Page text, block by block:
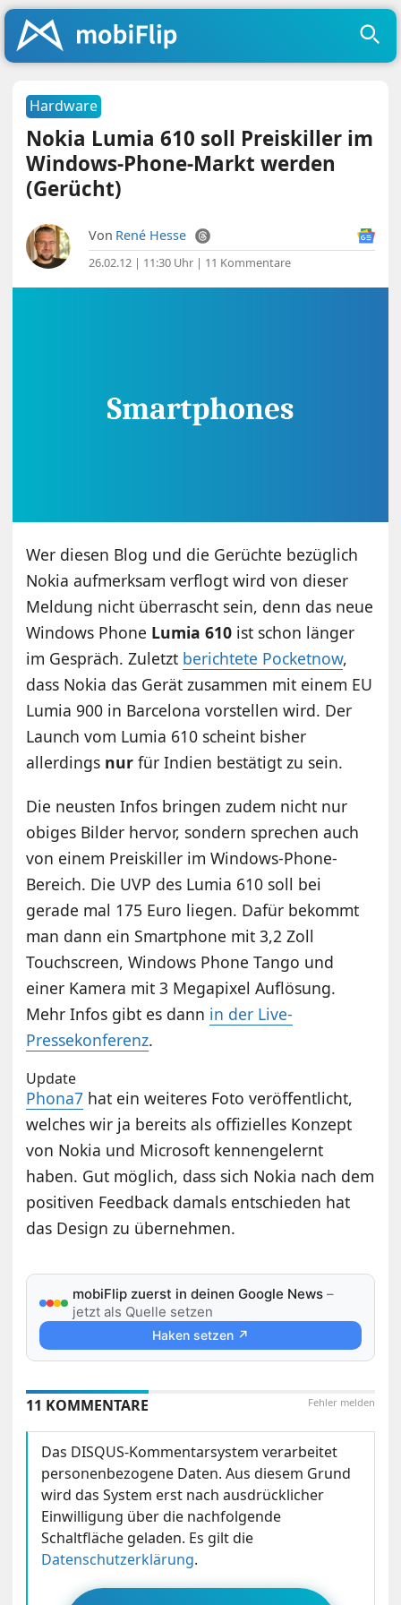
Hardware
Nokia Lumia 610 soll Preiskiller im
Windows-Phone-Markt werden
(Gerücht)
Von René Hesse
26.02.12 | 11:30 Uhr | 11 Kommentare
Wer diesen Blog und die Gerüchte bezüglich
Nokia aufmerksam verflogt wird von dieser
Meldung nicht überrascht sein, denn das neue
Windows Phone Lumia 610 ist schon länger
im Gespräch. Zuletzt berichtete Pocketnow,
dass Nokia das Gerät zusammen mit einem EU
Lumia 900 in Barcelona vorstellen wird. Der
Launch vom Lumia 610 scheint bisher
allerdings nur für Indien bestätigt zu sein.
Die neusten Infos bringen zudem nicht nur
obiges Bilder hervor, sondern sprechen auch
von einem Preiskiller im Windows-Phone-
Bereich. Die UVP des Lumia 610 soll bei
gerade mal 175 Euro liegen. Dafür bekommt
man dann ein Smartphone mit 3,2 Zoll
Touchscreen, Windows Phone Tango und
einer Kamera mit 3 Megapixel Auflösung.
Mehr Infos gibt es dann in der Live-
Pressekonferenz.
Update
Phona7 hat ein weiteres Foto veröffentlicht,
welches wir ja bereits als offizielles Konzept
von Nokia und Microsoft kennengelernt
haben. Gut möglich, dass sich Nokia nach dem
positiven Feedback damals entschieden hat
das Design zu übernehmen.
mobiFlip zuerst in deinen Google News –
jetzt als Quelle setzen
Haken setzen ↗
Fehler melden
11 KOMMENTARE
Das DISQUS-Kommentarsystem verarbeitet
personenbezogene Daten. Aus diesem Grund
wird das System erst nach ausdrücklicher
Einwilligung über die nachfolgende
Schaltfläche geladen. Es gilt die
Datenschutzerklärung.